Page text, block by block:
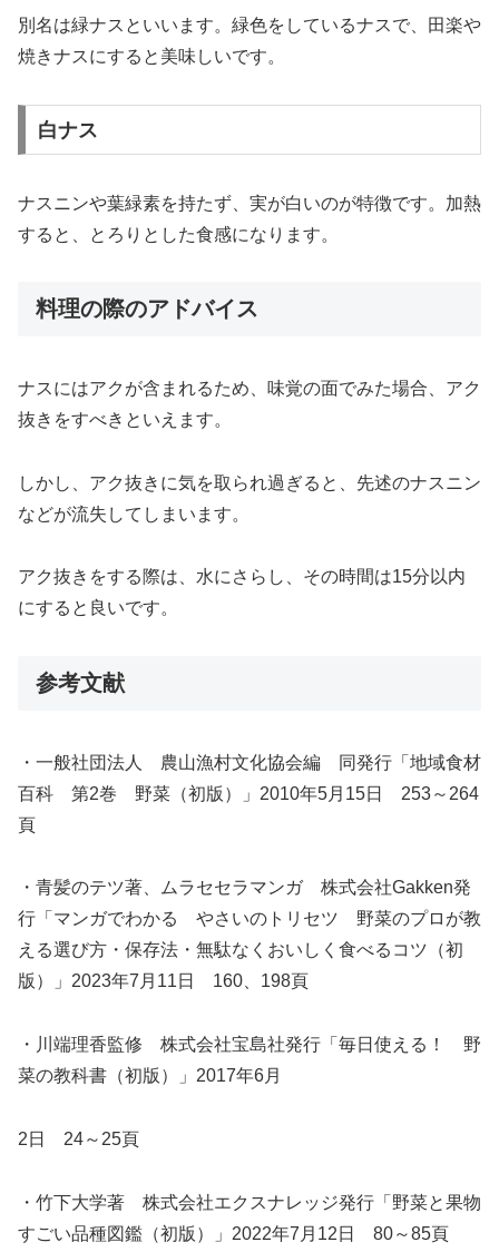
別名は緑ナスといいます。緑色をしているナスで、田楽や
焼きナスにすると美味しいです。
白ナス
ナスニンや葉緑素を持たず、実が白いのが特徴です。加熱
すると、とろりとした食感になります。
料理の際のアドバイス
ナスにはアクが含まれるため、味覚の面でみた場合、アク
抜きをすべきといえます。
しかし、アク抜きに気を取られ過ぎると、先述のナスニン
などが流失してしまいます。
アク抜きをする際は、水にさらし、その時間は15分以内
にすると良いです。
参考文献
・一般社団法人 農山漁村文化協会編 同発行「地域食材
百科 第2巻 野菜（初版）」2010年5月15日 253～264
頁
・青髪のテツ著、ムラセセラマンガ 株式会社Gakken発
行「マンガでわかる やさいのトリセツ 野菜のプロが教
える選び方・保存法・無駄なくおいしく食べるコツ（初
版）」2023年7月11日 160、198頁
・川端理香監修 株式会社宝島社発行「毎日使える！ 野
菜の教科書（初版）」2017年6月
2日 24～25頁
・竹下大学著 株式会社エクスナレッジ発行「野菜と果物
すごい品種図鑑（初版）」2022年7月12日 80～85頁